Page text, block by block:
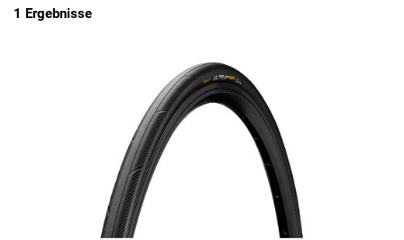
1 Ergebnisse